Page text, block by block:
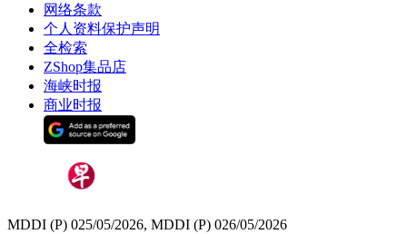
网络条款
个人资料保护声明
全检索
ZShop集品店
海峡时报
商业时报
MDDI (P) 025/05/2026, MDDI (P) 026/05/2026